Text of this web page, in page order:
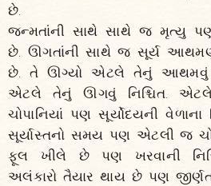
છે.
જન્મતાંની સાથે સાથે જ મૃત્યુ
છે. ઊગતાંની સાથે જ સૂર્ય
છે. તે ઊગ્યો એટલે તેનું આથમવું
એટલે તેનું ઊગવું નિશ્ચિત. એટલે
ચોપાનિયાં પણ સૂર્યોદયની
સૂર્યાસ્તનો સમય પણ એટલી જ
ફૂલ ખીલે છે પણ ખરવાની
અલંકારો તૈયાર થાય છે પણ